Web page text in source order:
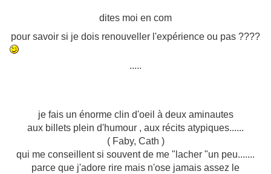
dites moi en com
pour savoir si je dois renouveller l'expérience ou pas ????
.....
je fais un énorme clin d'oeil à deux aminautes
aux billets plein d'humour , aux récits atypiques......
( Faby, Cath )
qui me conseillent si souvent de me "lacher "un peu.......
parce que j'adore rire mais n'ose jamais assez le